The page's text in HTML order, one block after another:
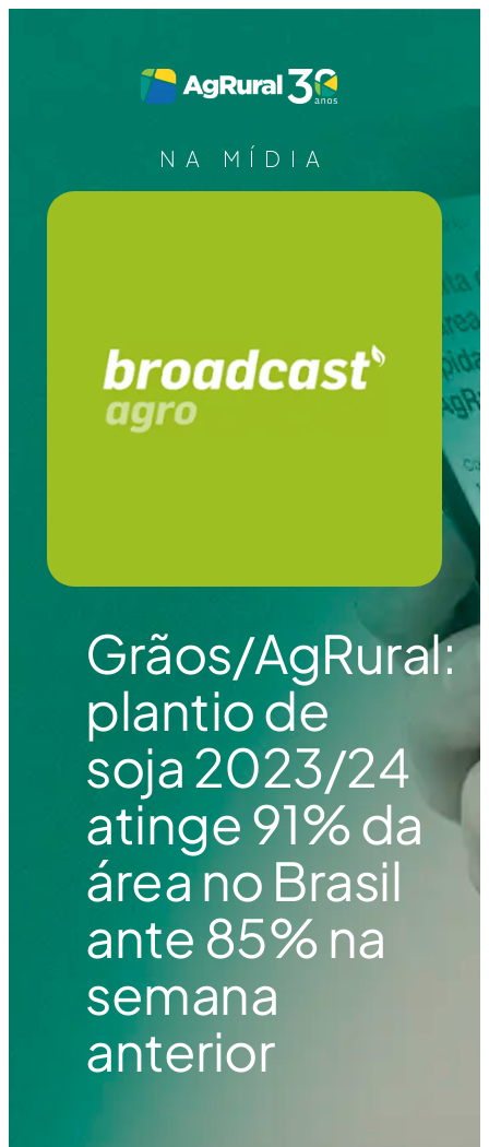
NA MÍDIA
Grãos/AgRural:
plantio de
soja 2023/24
atinge 91% da
área no Brasil
ante 85% na
semana
anterior